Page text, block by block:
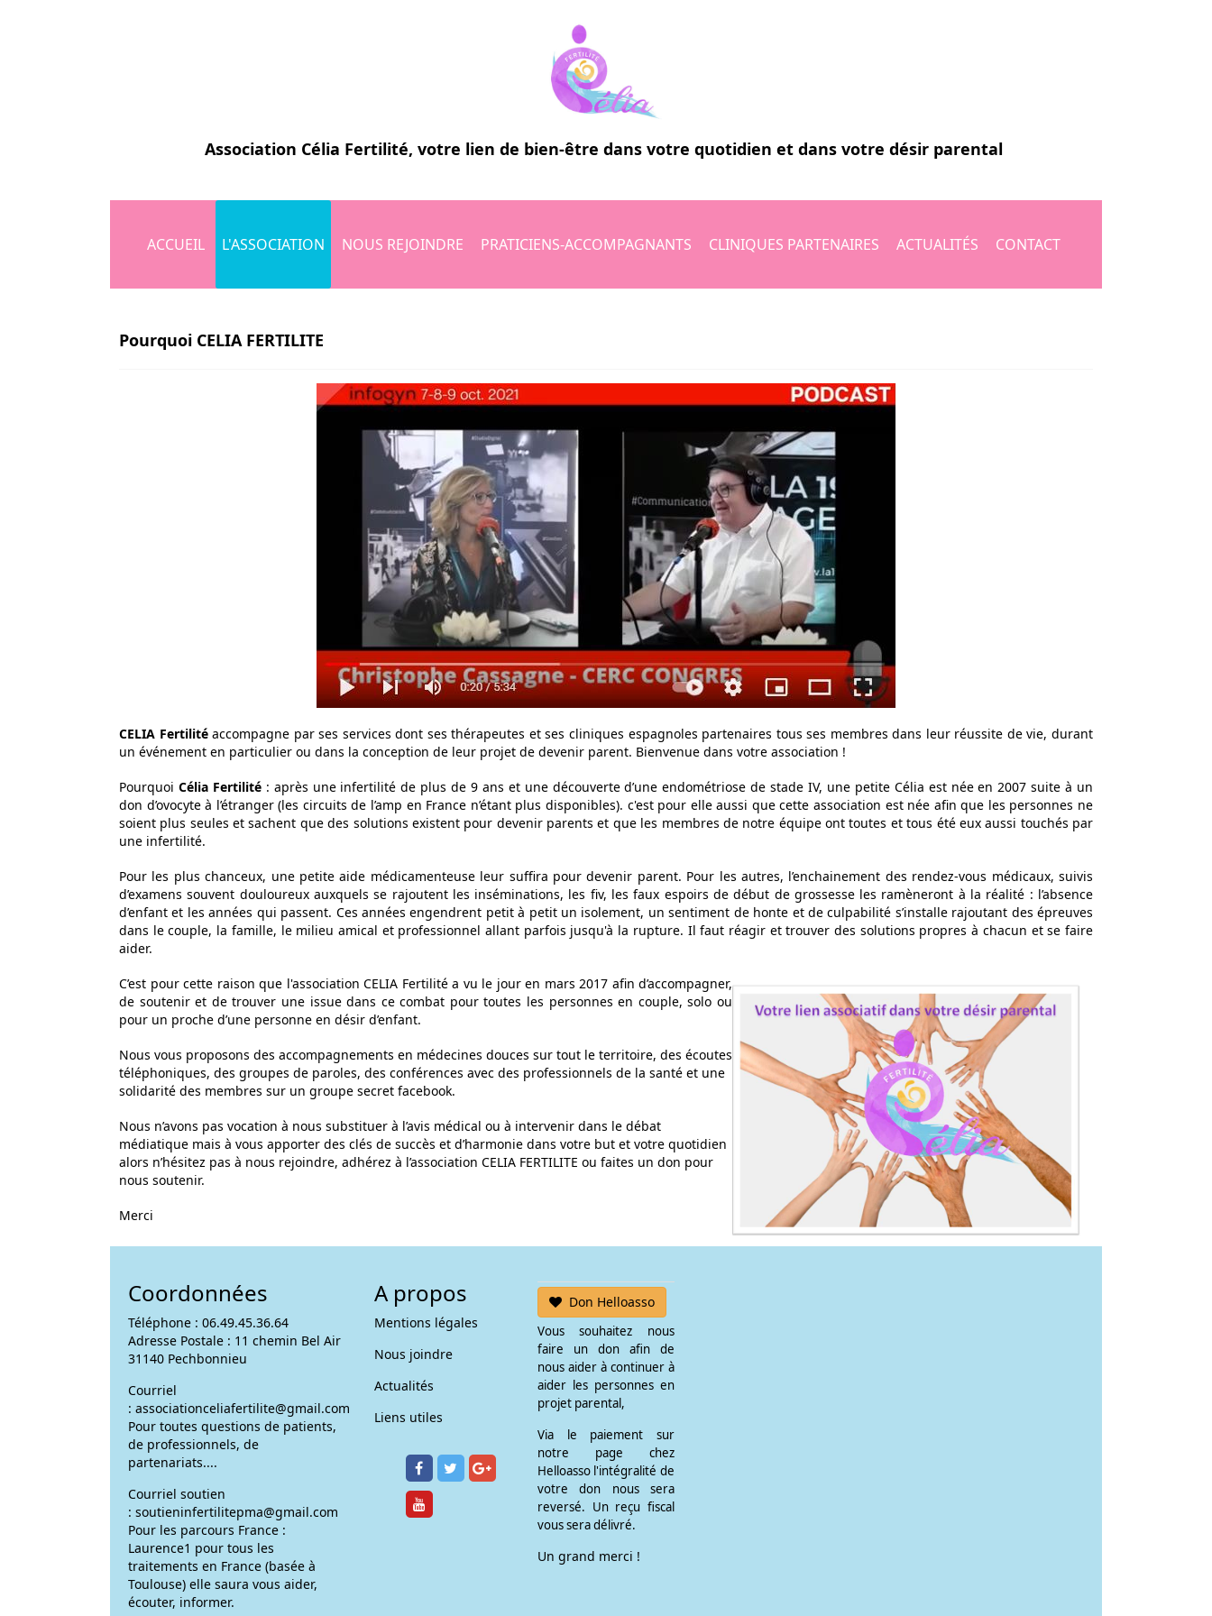
Association Célia Fertilité, votre lien de bien-être dans votre quotidien et dans votre désir parental
ACCUEIL L'ASSOCIATION NOUS REJOINDRE PRATICIENS-ACCOMPAGNANTS CLINIQUES PARTENAIRES ACTUALITÉS CONTACT
Pourquoi CELIA FERTILITE
CELIA Fertilitéaccompagne par ses services dont ses thérapeutes et ses cliniques espagnoles partenaires tous ses membres dans leur réussite de vie, durant
un événement en particulier ou dans la conception de leur projet de devenir parent. Bienvenue dans votre association !
Pourquoi Célia Fertilité: après une infertilité de plus de 9 ans et une découverte d’une endométriose de stade IV, une petite Célia est née en 2007 suite à un
don d’ovocyte à l’étranger (les circuits de l’amp en France n’étant plus disponibles). c'est pour elle aussi que cette association est née afin que les personnes ne
soient plus seules et sachent que des solutions existent pour devenir parents et que les membres de notre équipe ont toutes et tous été eux aussi touchés par
une infertilité.
Pour les plus chanceux, une petite aide médicamenteuse leur suffira pour devenir parent. Pour les autres, l’enchainement des rendez-vous médicaux, suivis
d’examens souvent douloureux auxquels se rajoutent les inséminations, les fiv, les faux espoirs de début de grossesse les ramèneront à la réalité : l’absence
d’enfant et les années qui passent. Ces années engendrent petit à petit un isolement, un sentiment de honte et de culpabilité s’installe rajoutant des épreuves
dans le couple, la famille, le milieu amical et professionnel allant parfois jusqu'à la rupture. Il faut réagir et trouver des solutions propres à chacun et se faire
aider.
C’est pour cette raison que l'association CELIA Fertilité a vu le jour en mars 2017 afin d’accompagner,
de soutenir et de trouver une issue dans ce combat pour toutes les personnes en couple, solo ou
pour un proche d’une personne en désir d’enfant.
Nous vous proposons des accompagnements en médecines douces sur tout le territoire, des écoutes
téléphoniques, des groupes de paroles, des conférences avec des professionnels de la santé et une
solidarité des membres sur un groupe secret facebook.
Nous n’avons pas vocation à nous substituer à l’avis médical ou à intervenir dans le débat
médiatique mais à vous apporter des clés de succès et d’harmonie dans votre but et votre quotidien
alors n’hésitez pas à nous rejoindre, adhérez à l’association CELIA FERTILITE ou faites un don pour
nous soutenir.
Merci
Coordonnées
Téléphone : 06.49.45.36.64
Adresse Postale : 11 chemin Bel Air
31140 Pechbonnieu
Courriel
: associationceliafertilite@gmail.com
Pour toutes questions de patients,
de professionnels, de
partenariats....
Courriel soutien
: soutieninfertilitepma@gmail.com
Pour les parcours France :
Laurence1 pour tous les
traitements en France (basée à
Toulouse) elle saura vous aider,
écouter, informer.
A propos
Mentions légales
Nous joindre
Actualités
Liens utiles
Don Helloasso
Vous souhaitez nous
faire un don afin de
nous aider à continuer à
aider les personnes en
projet parental,
Via le paiement sur
notre page chez
Helloasso l'intégralité de
votre don nous sera
reversé. Un reçu fiscal
vous sera délivré.
Un grand merci !